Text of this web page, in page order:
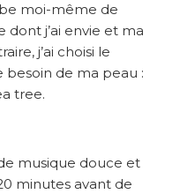
moi-même de
dont j’ai envie et ma
j’ai choisi le
besoin de ma peau :
tree.
musique douce et
minutes avant de